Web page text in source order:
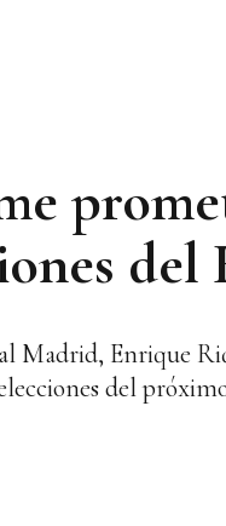
Madrid, Enrique
del